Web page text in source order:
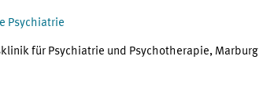
Psychiatrie
für Psychiatrie und Psychotherapie, Marburg